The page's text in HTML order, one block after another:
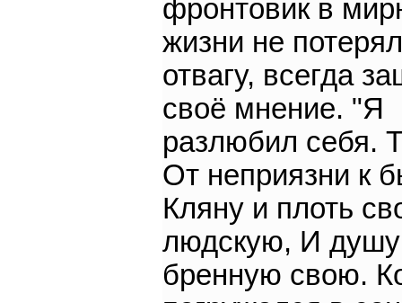
фронтовик в
жизни не потерял
отвагу, всегда
своё мнение. "Я
разлюбил себя.
От неприязни к
Кляну и плоть
людскую, И душу
бренную свою.